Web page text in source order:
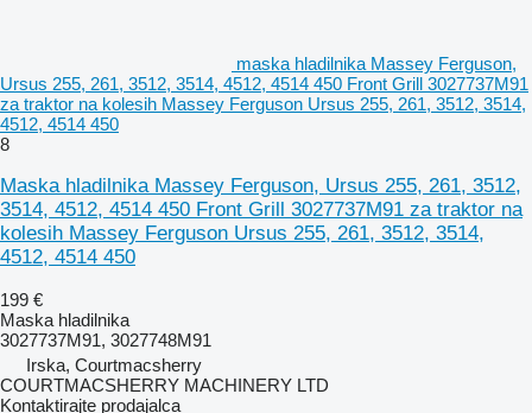
maska hladilnika Massey Ferguson,
Ursus 255, 261, 3512, 3514, 4512, 4514 450 Front Grill 3027737M91
za traktor na kolesih Massey Ferguson Ursus 255, 261, 3512, 3514,
4512, 4514 450
8
Maska hladilnika Massey Ferguson, Ursus 255, 261, 3512,
3514, 4512, 4514 450 Front Grill 3027737M91 za traktor na
kolesih Massey Ferguson Ursus 255, 261, 3512, 3514,
4512, 4514 450
199 €
Maska hladilnika
3027737M91, 3027748M91
Irska, Courtmacsherry
COURTMACSHERRY MACHINERY LTD
Kontaktirajte prodajalca